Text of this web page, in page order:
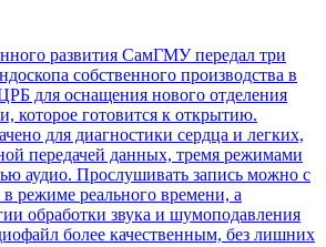
развития СамГМУ передал три
собственного производства в
для оснащения нового отделения
которое готовится к открытию.
для диагностики сердца и легких,
передачей данных, тремя режимами
аудио. Прослушивать запись можно с
режиме реального времени, а
обработки звука и шумоподавления
более качественным, без лишних